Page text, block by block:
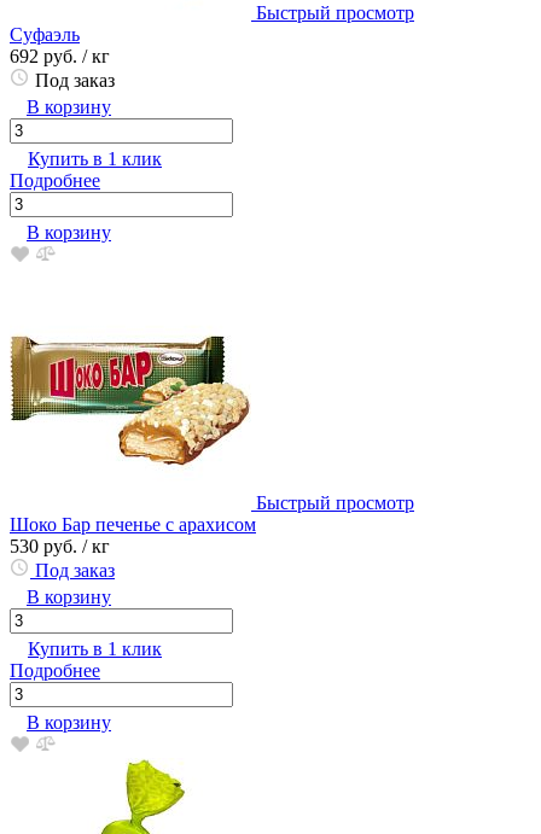
Быстрый просмотр
Суфаэль
692 руб. / кг
Под заказ
В корзину
Купить в 1 клик
Подробнее
В корзину
Быстрый просмотр
Шоко Бар печенье с арахисом
530 руб. / кг
Под заказ
В корзину
Купить в 1 клик
Подробнее
В корзину